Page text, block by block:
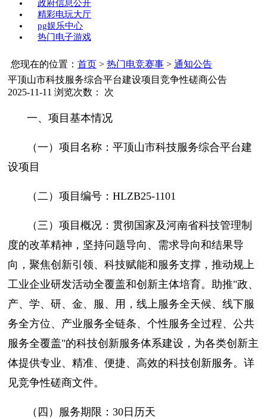
政府信息公开
精彩电玩大厅
pg娱乐中心
热门电子游戏
您现在的位置： 首页 > 热门电竞赛事 > 通知公告
平顶山市科技服务综合平台建设项目竞争性磋商公告
2025-11-11 浏览次数： 次
一、项目基本情况
（一）项目名称：平顶山市科技服务综合平台建
设项目
（二）项目编号：HLZB25-1101
（三）项目概况：贯彻国家及河南省科技管理制
度的改革精神，坚持问题导向、需求导向和结果导
向，聚焦创新引领、科技赋能和服务支撑，推动规上
工业企业研发活动全覆盖和创新主体培育。助推"政、
产、学、研、金、服、用，线上服务全天候、线下服
务全方位、产业服务全链条、个性服务全过程、公共
服务全覆盖"的科技创新服务体系建设，为各类创新主
体提供专业、精准、便捷、高效的科技创新服务。详
见竞争性磋商文件。
（四）服务期限：30日历天